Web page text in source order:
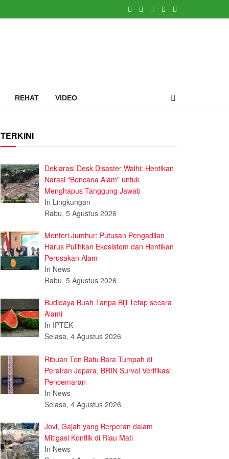
REHAT VIDEO
TERKINI
Deklarasi Desk Disaster Walhi: Hentikan
Narasi “Bencana Alam” untuk
Menghapus Tanggung Jawab
In Lingkungan
Rabu, 5 Agustus 2026
Menteri Jumhur: Putusan Pengadilan
Harus Pulihkan Ekosistem dan Hentikan
Perusakan Alam
In News
Rabu, 5 Agustus 2026
Budidaya Buah Tanpa Biji Tetap secara
Alami
In IPTEK
Selasa, 4 Agustus 2026
Ribuan Ton Batu Bara Tumpah di
Perairan Jepara, BRIN Survei Verifikasi
Pencemaran
In News
Selasa, 4 Agustus 2026
Jovi, Gajah yang Berperan dalam
Mitigasi Konflik di Riau Mati
In News